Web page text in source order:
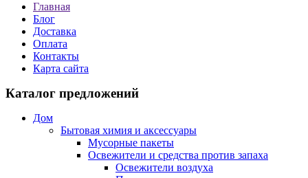
Главная
Блог
Доставка
Оплата
Контакты
Карта сайта
Каталог предложений
Дом
Бытовая химия и аксессуары
Мусорные пакеты
Освежители и средства против запаха
Освежители воздуха